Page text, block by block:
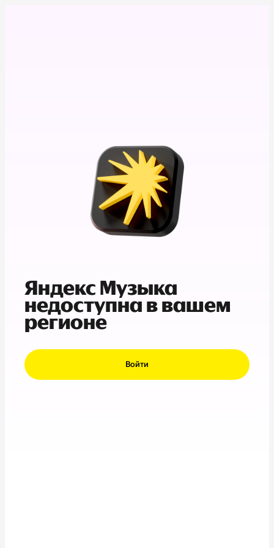
Яндекс Музыка
недоступна в вашем
регионе
Войти